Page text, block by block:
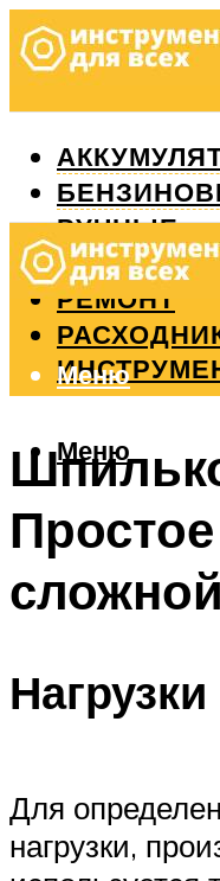
РУЧНЫЕ
РЕМОНТ
Меню
Меню
Нагрузки
Для
нагрузки,